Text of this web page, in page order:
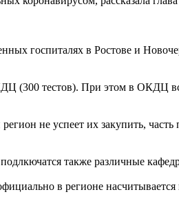
госпиталях в Ростове и
(300 тестов). При этом в ОКДЦ
не успеет их закупить,
также различные
в регионе